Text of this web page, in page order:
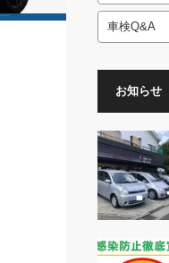
車検Q&A
お知らせ